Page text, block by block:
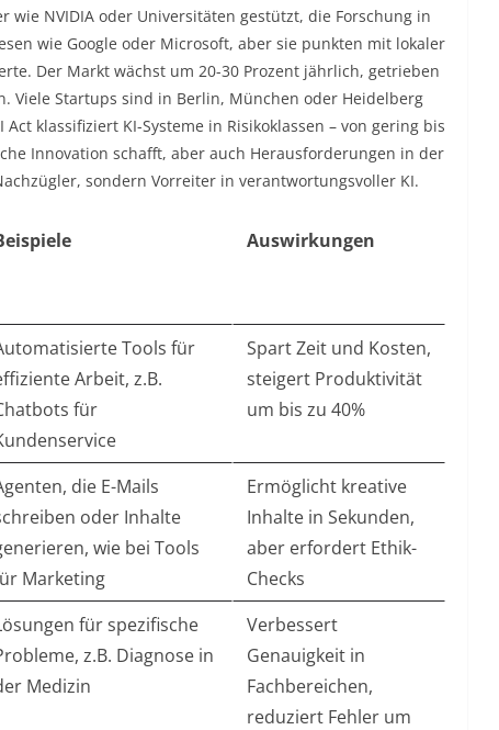
NVIDIA oder Universitäten gestützt, die Forschung in
wie Google oder Microsoft, aber sie punkten mit lokaler
Der Markt wächst um 20-30 Prozent jährlich, getrieben
Startups sind in Berlin, München oder Heidelberg
klassifiziert KI-Systeme in Risikoklassen – von gering bis
Innovation schafft, aber auch Herausforderungen in der
sondern Vorreiter in verantwortungsvoller KI.
Auswirkungen
Tools für
Arbeit, z.B.
für
Spart Zeit und Kosten,
steigert Produktivität
um bis zu 40%
die E-Mails
oder Inhalte
wie bei Tools
Marketing
Ermöglicht kreative
Inhalte in Sekunden,
aber erfordert Ethik-
Checks
für spezifische
z.B. Diagnose in
Medizin
Verbessert
Genauigkeit in
Fachbereichen,
reduziert Fehler um